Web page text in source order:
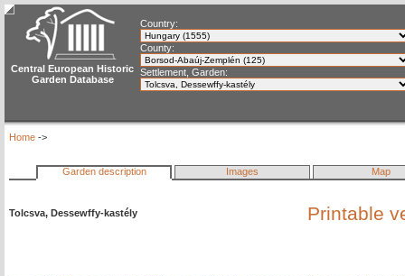
Central European Historic
Garden Database
Country:
County:
Settlement, Garden:
Home ->
Garden description Images Map
Tolcsva, Dessewffy-kastély Printable